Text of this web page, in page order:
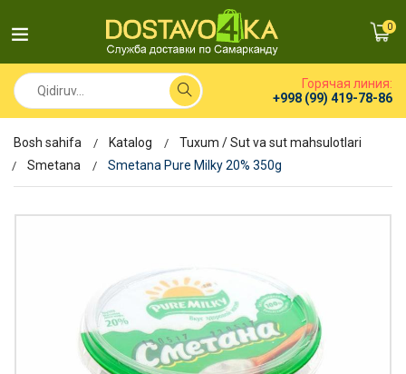
0
Горячая линия:
+998 (99) 419-78-86
Bosh sahifa Katalog
Tuxum / Sut va sut mahsulotlari
Smetana
Smetana Pure Milky 20% 350g